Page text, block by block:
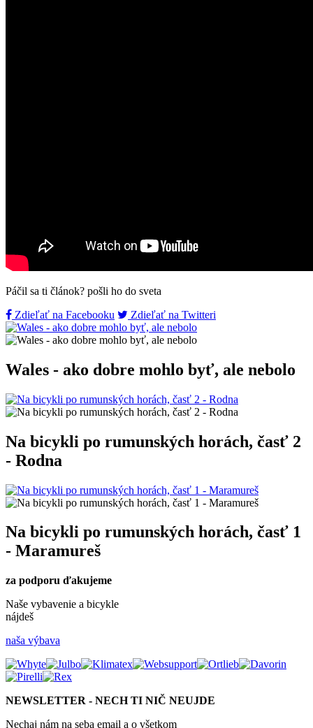
Páčil sa ti článok? pošli ho do sveta
Zdieľať na Facebooku
Zdieľať na Twitteri
Wales - ako dobre mohlo byť, ale nebolo
Na bicykli po rumunských horách, časť 2
- Rodna
Na bicykli po rumunských horách, časť 1
- Maramureš
za podporu ďakujeme
Naše vybavenie a bicykle
nájdeš
naša výbava
NEWSLETTER - NECH TI NIČ NEUJDE
Nechaj nám na seba email a o všetkom